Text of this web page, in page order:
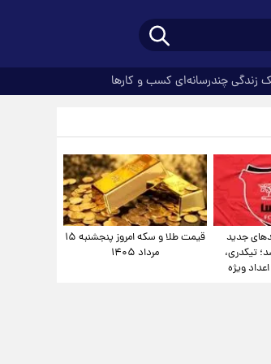
زندگیچندرسانه‌ای کسب و کارها
جدید
تیکدری،
ویژه
قیمت طلا و سکه امروز پنجشنبه ۱۵
مرداد ۱۴۰۵